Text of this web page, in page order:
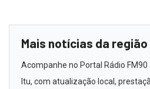
Mais notícias da região
Acompanhe no Portal Rádio
Itu, com atualização local,